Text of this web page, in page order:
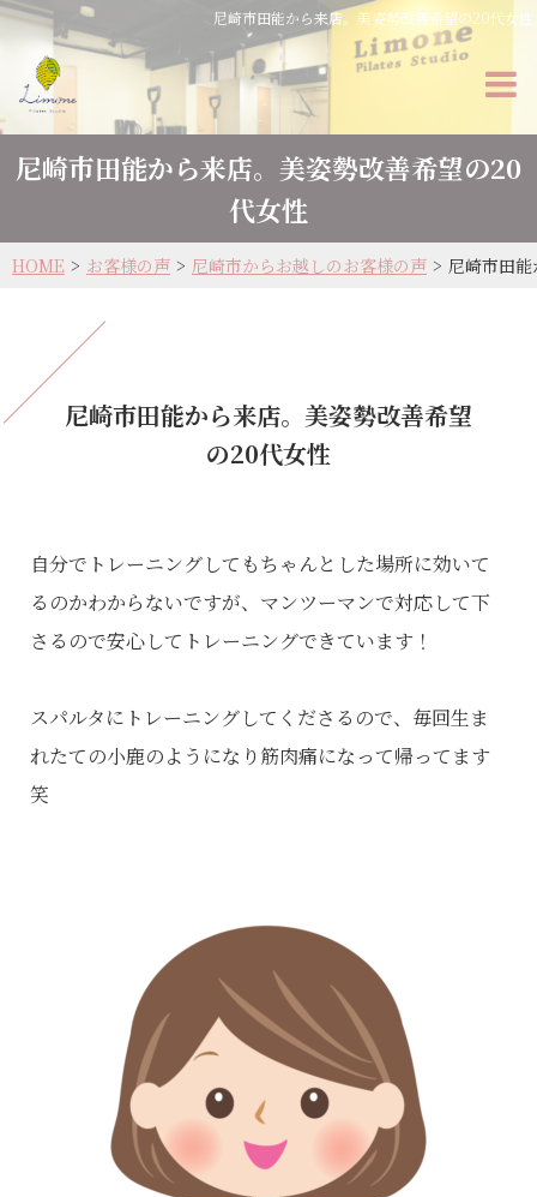
尼崎市田能から来店。美姿勢改善希望の20代女性
尼崎市田能から来店。美姿勢改善希望の20
代女性
HOME お客様の声 尼崎市からお越しのお客様の声 尼崎市田
尼崎市田能から来店。美姿勢改善希望
の20代女性
自分でトレーニングしてもちゃんとした場所に効いて
るのかわからないですが、マンツーマンで対応して下
さるので安心してトレーニングできています！
スパルタにトレーニングしてくださるので、毎回生ま
れたての小鹿のようになり筋肉痛になって帰ってます
笑